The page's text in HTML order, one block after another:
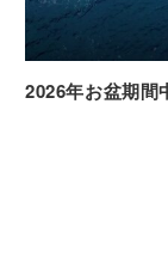
2026年お盆期間